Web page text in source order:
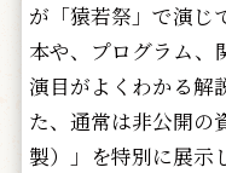
が「猿若祭」で演じ
本や、プログラム、
演目がよくわかる解
た、通常は非公開の
製）」を特別に展示